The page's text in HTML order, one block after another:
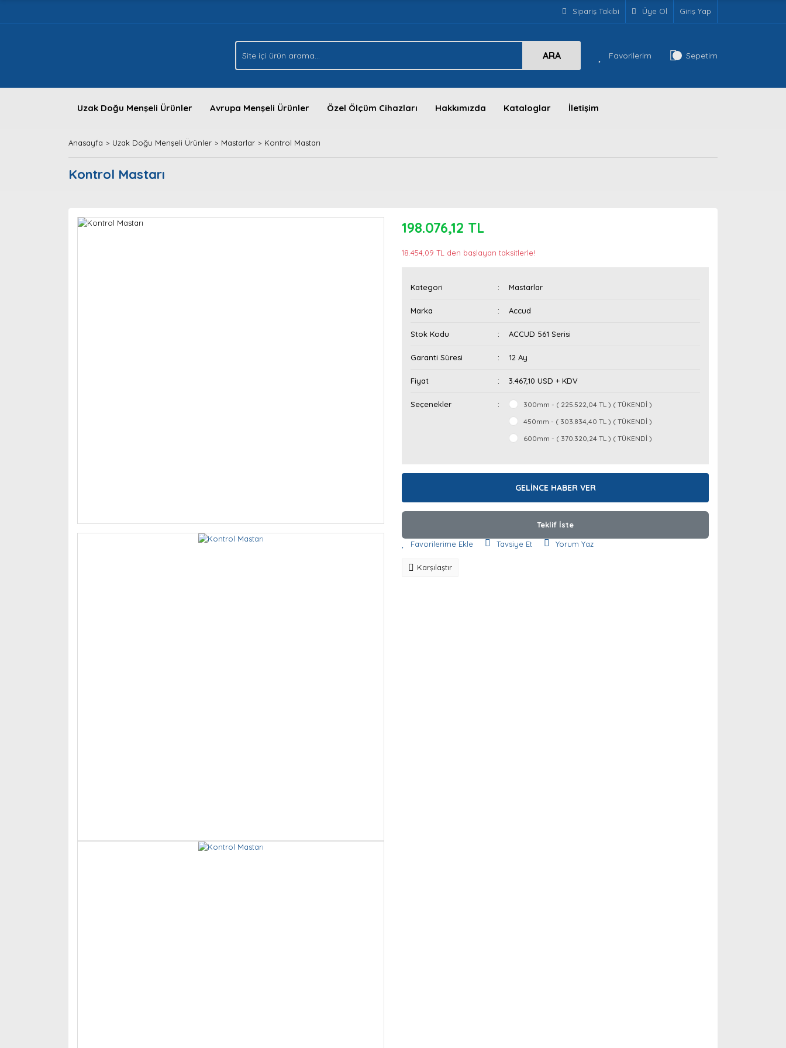
Sipariş Takibi Üye Ol Giriş Yap
ARA Favorilerim Sepetim
Uzak Doğu Menşeli Ürünler Avrupa Menşeli Ürünler Özel Ölçüm Cihazları Hakkımızda Kataloglar İletişim
Anasayfa Uzak Doğu Menşeli Ürünler Mastarlar Kontrol Mastarı
Kontrol Mastarı
198.076,12 TL
18.454,09 TL den başlayan taksitlerle!
Kategori Mastarlar
Marka Accud
Stok Kodu ACCUD 561 Serisi
Garanti Süresi 12 Ay
Fiyat 3.467,10 USD + KDV
Seçenekler
300mm - ( 225.522,04 TL ) ( TÜKENDİ )
450mm - ( 303.834,40 TL ) ( TÜKENDİ )
600mm - ( 370.320,24 TL ) ( TÜKENDİ )
GELİNCE HABER VER
Teklif İste
Tavsiye Et Yorum Yaz
Karşılaştır